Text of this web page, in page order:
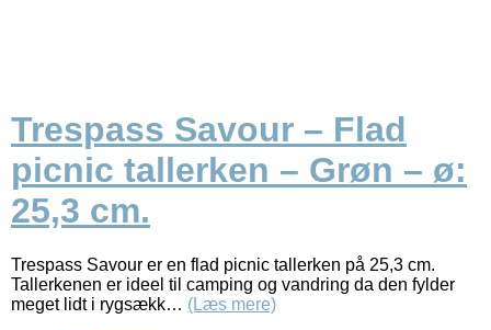
Trespass Savour – Flad
picnic tallerken – Grøn – ø:
25,3 cm.
Trespass Savour er en flad picnic tallerken på 25,3 cm.
Tallerkenen er ideel til camping og vandring da den fylder
meget lidt i rygsækk… (Læs mere)